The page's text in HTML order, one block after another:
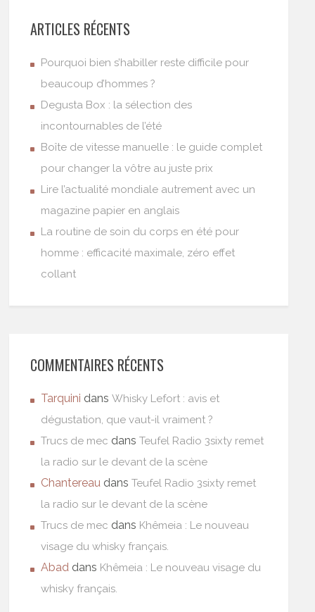
ARTICLES RÉCENTS
Pourquoi bien s’habiller reste difficile pour
beaucoup d’hommes ?
Degusta Box : la sélection des
incontournables de l’été
Boîte de vitesse manuelle : le guide complet
pour changer la vôtre au juste prix
Lire l’actualité mondiale autrement avec un
magazine papier en anglais
La routine de soin du corps en été pour
homme : efficacité maximale, zéro effet
collant
COMMENTAIRES RÉCENTS
Tarquini dansWhisky Lefort : avis et
dégustation, que vaut-il vraiment ?
Trucs de mec dansTeufel Radio 3sixty remet
la radio sur le devant de la scène
Chantereau dansTeufel Radio 3sixty remet
la radio sur le devant de la scène
Trucs de mec dans Khêmeia : Le nouveau
visage du whisky français.
Abad dans Khêmeia : Le nouveau visage du
whisky français.